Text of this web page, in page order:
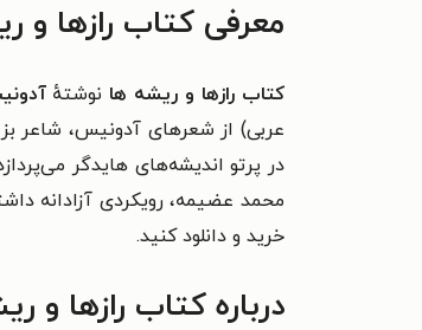
معرفی کتاب رازها و
کتاب رازها و ریشه ها نوشتهٔ
عربی) از شعرهای آدونیس، شاعر
در پرتو اندیشه‌های هایدگر
محمد عضیمه، رویکردی آزادانه
خرید و دانلود کنید.
درباره کتاب رازها و